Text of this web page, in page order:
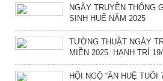
NGÀY TRUYỀN THỐNG
SINH HUẾ NĂM 2025
TƯỜNG THUẬT NGÀY
MIỀN 2025. HẠNH TRÍ
HỘI NGỘ “ÂN HUỆ TUỔI